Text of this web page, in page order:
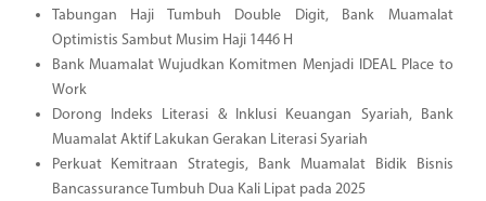
Tabungan Haji Tumbuh Double Digit, Bank Muamalat
Optimistis Sambut Musim Haji 1446 H
Bank Muamalat Wujudkan Komitmen Menjadi IDEAL Place to
Work
Dorong Indeks Literasi & Inklusi Keuangan Syariah, Bank
Muamalat Aktif Lakukan Gerakan Literasi Syariah
Perkuat Kemitraan Strategis, Bank Muamalat Bidik Bisnis
Bancassurance Tumbuh Dua Kali Lipat pada 2025